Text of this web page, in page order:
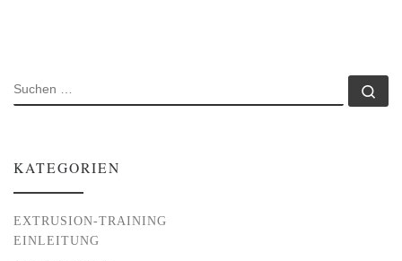
SUCHE
KATEGORIEN
EXTRUSION-TRAINING
EINLEITUNG